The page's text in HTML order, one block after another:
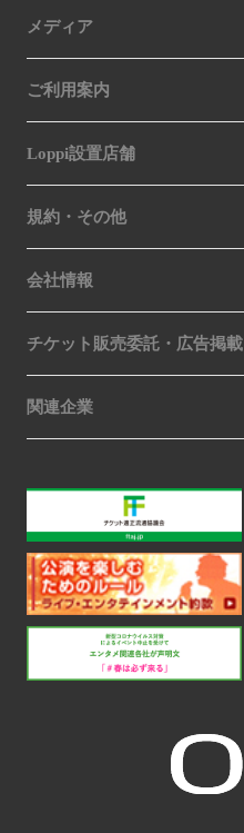
メディア
ご利用案内
Loppi設置店舗
規約・その他
会社情報
チケット販売委託・広告掲載
関連企業